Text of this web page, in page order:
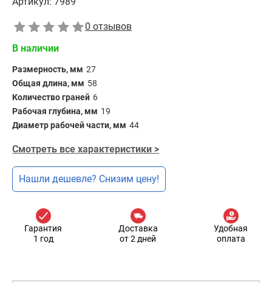
0 отзывов
В наличии
Размерность, мм 27
Общая длина, мм 58
Количество граней 6
Рабочая глубина, мм 19
Диаметр рабочей части, мм 44
Смотреть все характеристики >
Нашли дешевле? Снизим цену!
Гарантия
1 год
Доставка
от 2 дней
Удобная
оплата